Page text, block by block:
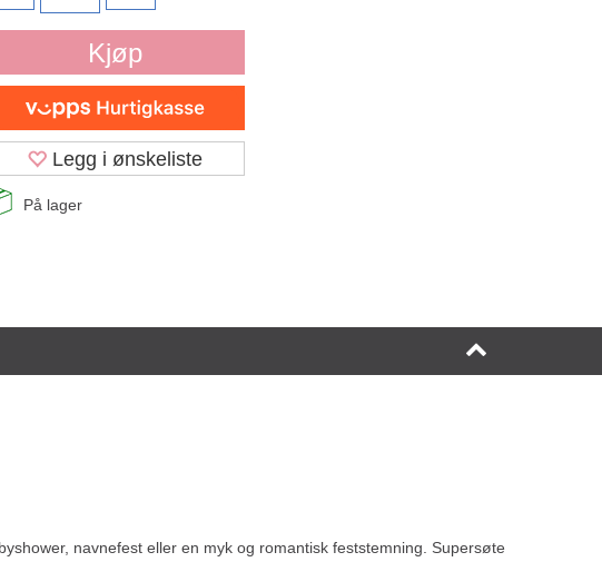
Kjøp
Legg i ønskeliste
På lager
navnefest eller en myk og romantisk feststemning. Supersøte